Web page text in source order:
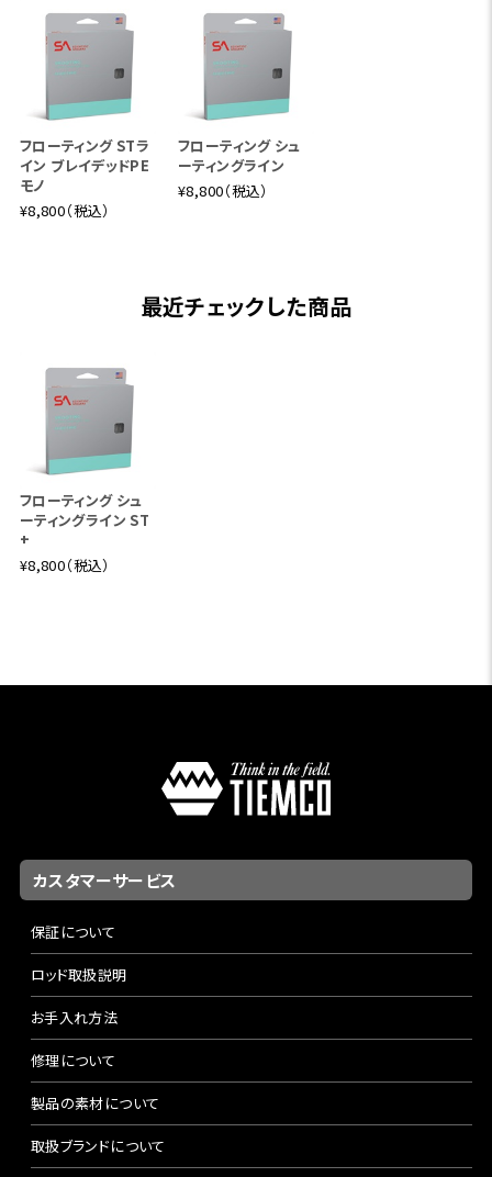
フローティング STラ
イン ブレイデッドPE
モノ
¥8,800（税込）
フローティング シュ
ーティングライン
¥8,800（税込）
最近チェックした商品
フローティング シュ
ーティングライン ST
+
¥8,800（税込）
カスタマーサービス
保証について
ロッド取扱説明
お手入れ方法
修理について
製品の素材について
取扱ブランドについて